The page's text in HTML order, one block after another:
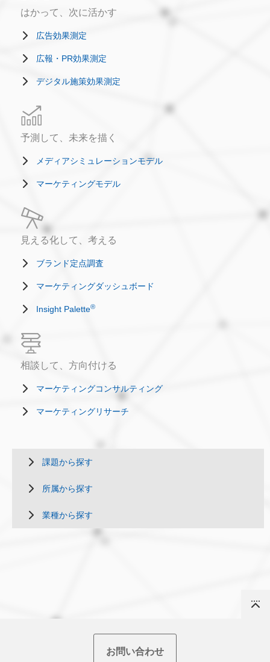
はかって、次に活かす
広告効果測定
広報・PR効果測定
デジタル施策効果測定
予測して、未来を描く
メディアシミュレーションモデル
マーケティングモデル
見える化して、考える
ブランド定点調査
マーケティングダッシュボード
Insight Palette®
相談して、方向付ける
マーケティングコンサルティング
マーケティングリサーチ
課題から探す
所属から探す
業種から探す
お問い合わせ